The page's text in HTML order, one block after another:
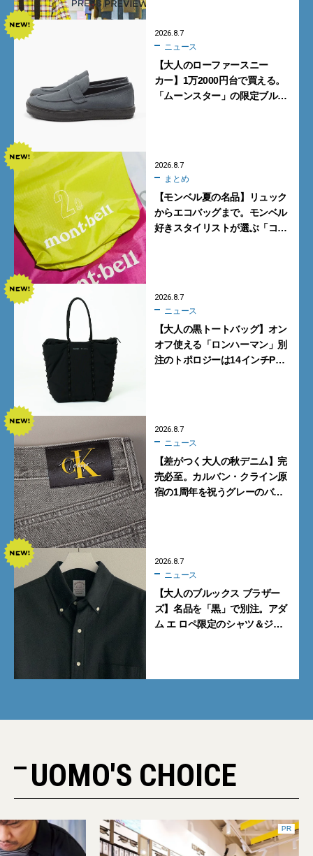
2026.8.7
ニュース
【大人のローファースニー
カー】1万2000円台で買える。
「ムーンスター」の限定ブルー
2026.8.7
まとめ
【モンベル夏の名品】リュック
からエコバッグまで。モンベル
好きスタイリストが選ぶ「コス
2026.8.7
ニュース
【大人の黒トートバッグ】オン
オフ使える「ロンハーマン」別
注のトポロジーは14インチPC
2026.8.7
ニュース
【差がつく大人の秋デニム】完
売必至。カルバン・クライン原
宿の1周年を祝うグレーのバ
2026.8.7
ニュース
【大人のブルックス ブラザー
ズ】名品を「黒」で別注。アダ
ム エ ロペ限定のシャツ＆ジャ
UOMO'S CHOICE